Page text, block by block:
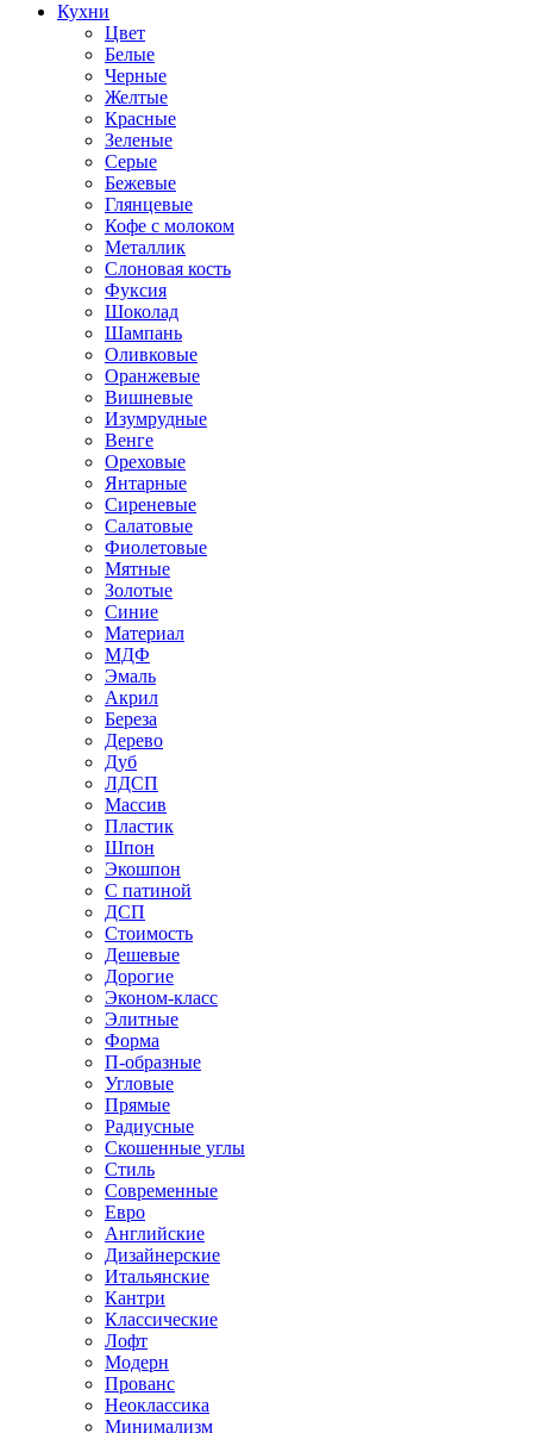
Кухни
Цвет
Белые
Черные
Желтые
Красные
Зеленые
Серые
Бежевые
Глянцевые
Кофе с молоком
Металлик
Слоновая кость
Фуксия
Шоколад
Шампань
Оливковые
Оранжевые
Вишневые
Изумрудные
Венге
Ореховые
Янтарные
Сиреневые
Салатовые
Фиолетовые
Мятные
Золотые
Синие
Материал
МДФ
Эмаль
Акрил
Береза
Дерево
Дуб
ЛДСП
Массив
Пластик
Шпон
Экошпон
С патиной
ДСП
Стоимость
Дешевые
Дорогие
Эконом-класс
Элитные
Форма
П-образные
Угловые
Прямые
Радиусные
Скошенные углы
Стиль
Современные
Евро
Английские
Дизайнерские
Итальянские
Кантри
Классические
Лофт
Модерн
Прованс
Неоклассика
Минимализм